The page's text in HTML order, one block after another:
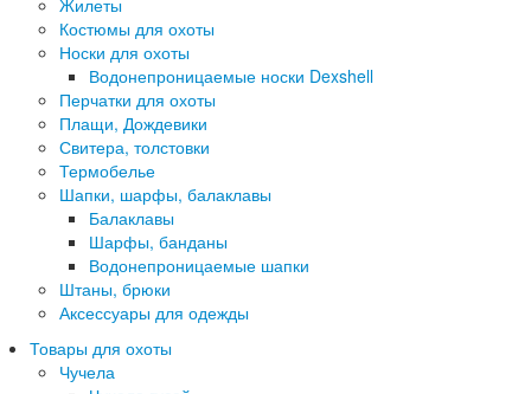
Жилеты
Костюмы для охоты
Носки для охоты
Водонепроницаемые носки Dexshell
Перчатки для охоты
Плащи, Дождевики
Свитера, толстовки
Термобелье
Шапки, шарфы, балаклавы
Балаклавы
Шарфы, банданы
Водонепроницаемые шапки
Штаны, брюки
Аксессуары для одежды
Товары для охоты
Чучела